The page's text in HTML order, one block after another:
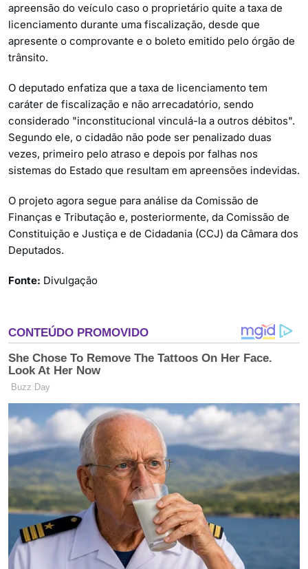
apreensão do veículo caso o proprietário quite a taxa de
licenciamento durante uma fiscalização, desde que
apresente o comprovante e o boleto emitido pelo órgão de
trânsito.
O deputado enfatiza que a taxa de licenciamento tem
caráter de fiscalização e não arrecadatório, sendo
considerado "inconstitucional vinculá-la a outros débitos".
Segundo ele, o cidadão não pode ser penalizado duas
vezes, primeiro pelo atraso e depois por falhas nos
sistemas do Estado que resultam em apreensões indevidas.
O projeto agora segue para análise da Comissão de
Finanças e Tributação e, posteriormente, da Comissão de
Constituição e Justiça e de Cidadania (CCJ) da Câmara dos
Deputados.
Fonte: Divulgação